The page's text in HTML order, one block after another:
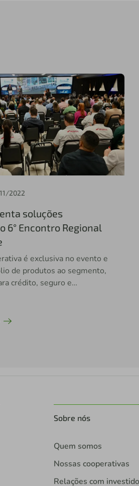
2022
soluções
6° Encontro Regional
é exclusiva no evento e
de produtos ao segmento,
crédito, seguro e
Sobre nós
Quem somos
Nossas cooperativas
Relações com